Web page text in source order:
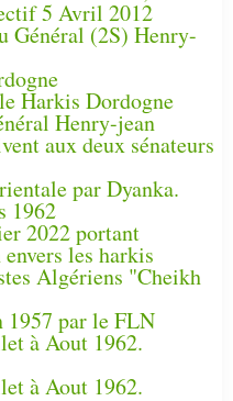
5 Avril 2012
Général (2S) Henry-
Harkis Dordogne
Henry-jean
aux deux sénateurs
par Dyanka.
1962
2022 portant
les harkis
Algériens "Cheikh
1957 par le FLN
à Aout 1962.
à Aout 1962.